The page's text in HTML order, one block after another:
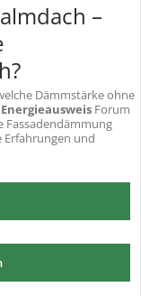
–
Dämmstärke ohne
Forum
Fassadendämmung
Erfahrungen und